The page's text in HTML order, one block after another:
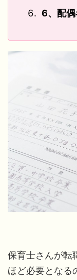
6、配偶
保育士さんが転
ほど必要となる